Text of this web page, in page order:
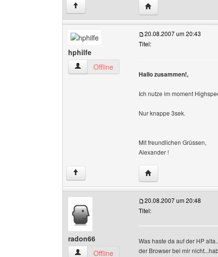
↑ Website dieses
hphilfe
hphilfe Benutzer-Profile anzeigen
Offline
20.08.2007 um 20:43
Titel:
Hallo zusammen!,
Ich nutze im moment
Nur knappe 3sek.
Mit freundlichen Grüssen,
Alexander !
↑ Website dieses
radon66
radon66 Benutzer-Profile anzeigen
Offline
20.08.2007 um 20:48
Titel:
Was haste da auf der HP
der Browser bei mir